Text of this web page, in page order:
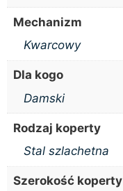
Mechanizm
Kwarcowy
Dla kogo
Damski
Rodzaj koperty
Stal szlachetna
Szerokość koperty